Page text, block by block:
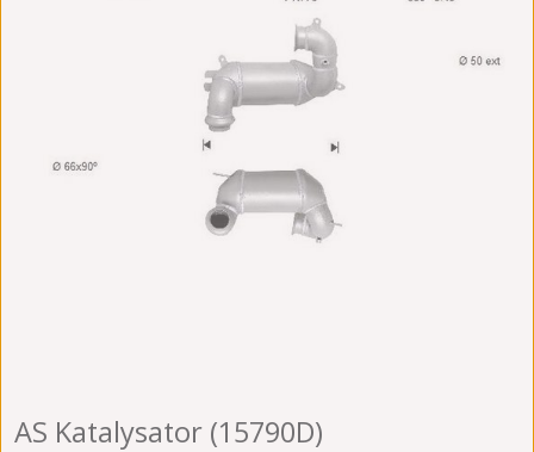
AS Katalysator (15790D)